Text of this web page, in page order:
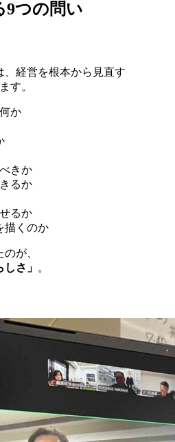
9つの問い
、経営を根本から見直す
す。
か
きか
るか
るか
描くのか
が、
さ」 。